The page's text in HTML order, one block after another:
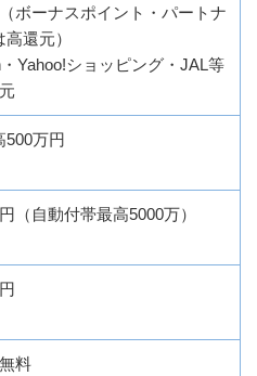
ボーナスポイント・パートナ
還元）
Yahoo!ショッピング・JAL等
500万円
（自動付帯最高5000万）
料